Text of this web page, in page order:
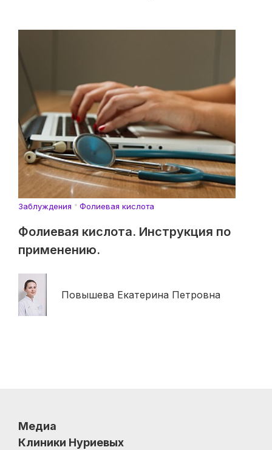
Заблуждения Фолиевая кислота
Фолиевая кислота. Инструкция по
применению.
Повышева Екатерина Петровна
Медиа
Клиники Нуриевых